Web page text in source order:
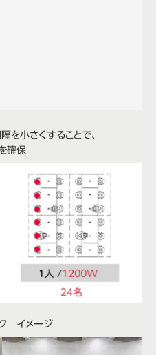
を小さくすることで、
確保
イメージ